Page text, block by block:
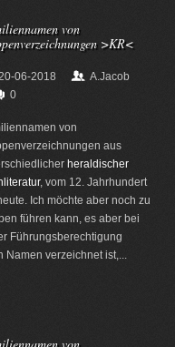
von
>KR<
06-2018
A.Jacob
0
von
aus
heraldischer
, vom 12. Jahrhundert
Ich möchte aber noch zu
führen kann, es aber bei
Führungsberechtigung
Namen verzeichnet ist,...